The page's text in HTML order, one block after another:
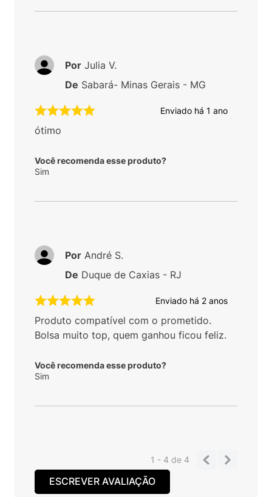
Enviado há 1 ano
ótimo
Você recomenda esse produto?
Sim
Por Julia V.
De Sabará- Minas Gerais - MG
Enviado há 2 anos
Produto compatível com o prometido.
Bolsa muito top, quem ganhou ficou feliz.
Você recomenda esse produto?
Sim
Por André S.
De Duque de Caxias - RJ
1 - 4de 4
ESCREVER AVALIAÇÃO